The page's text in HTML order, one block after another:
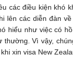
các điều kiện khó
lên các diễn đàn
hiểu như việc có
thường. Vì vậy,
xin visa New